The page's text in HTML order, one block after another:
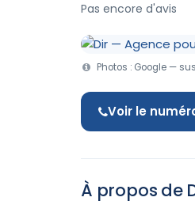
Pas encore d'avis
Photos : Google —
Voir le
À propos de